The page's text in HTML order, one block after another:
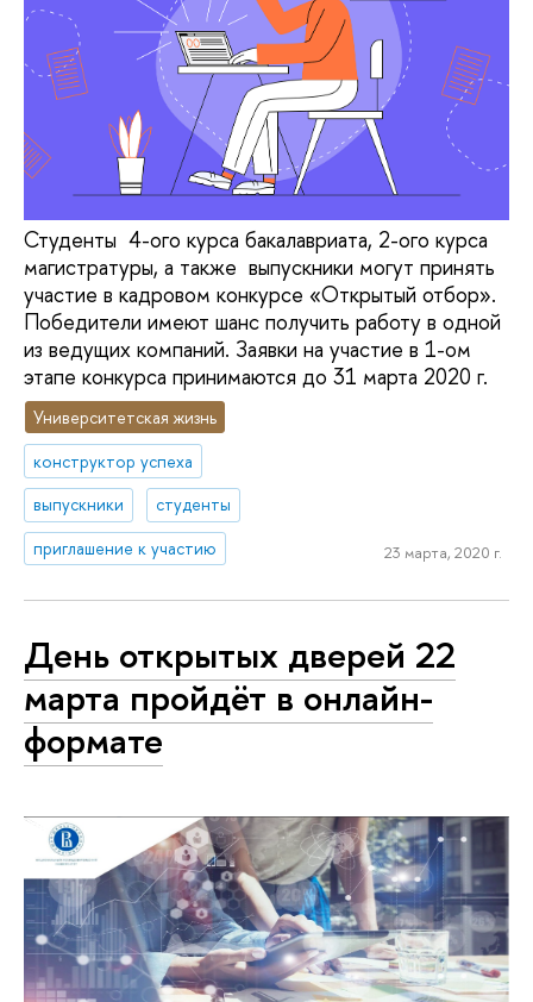
Студенты 4-ого курса бакалавриата, 2-ого курса
магистратуры, а также выпускники могут принять
участие в кадровом конкурсе «Открытый отбор».
Победители имеют шанс получить работу в одной
из ведущих компаний. Заявки на участие в 1-ом
этапе конкурса принимаются до 31 марта 2020 г.
Университетская жизнь
конструктор успеха
выпускники
студенты
приглашение к участию
23 марта, 2020 г.
День открытых дверей 22
марта пройдёт в онлайн-
формате